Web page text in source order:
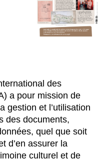
des
a pour mission de
gestion et l’utilisation
des documents,
quel que soit
d’en assurer la
culturel et de